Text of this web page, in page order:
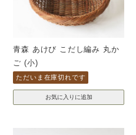
青森 あけび こだし編み 丸か
ご (小)
ただいま在庫切れです